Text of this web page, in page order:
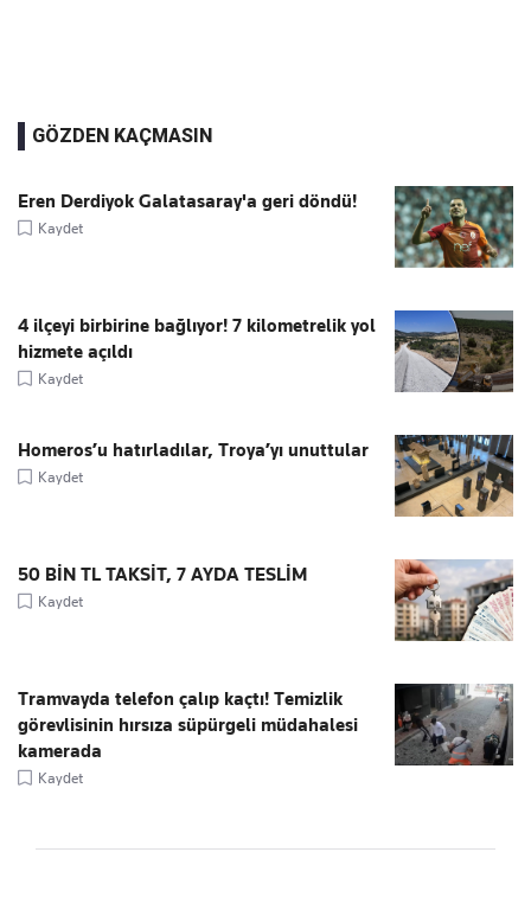
GÖZDEN KAÇMASIN
Eren Derdiyok Galatasaray'a geri döndü!
Kaydet
4 ilçeyi birbirine bağlıyor! 7 kilometrelik yol
hizmete açıldı
Kaydet
Homeros’u hatırladılar, Troya’yı unuttular
Kaydet
50 BİN TL TAKSİT, 7 AYDA TESLİM
Kaydet
Tramvayda telefon çalıp kaçtı! Temizlik
görevlisinin hırsıza süpürgeli müdahalesi
kamerada
Kaydet